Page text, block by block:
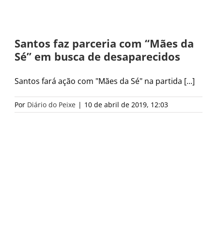
Santos faz parceria com “Mães da
Sé” em busca de desaparecidos
Santos fará ação com "Mães da Sé" na partida [...]
Por Diário do Peixe | 10 de abril de 2019, 12:03